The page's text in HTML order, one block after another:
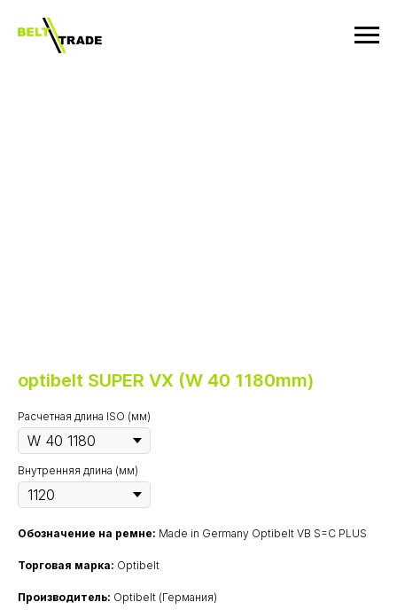
optibelt SUPER VX (W 40 1180mm)
Расчетная длина ISO (мм)
Внутренняя длина (мм)
Обозначение на ремне: Made in Germany Optibelt VB S=C PLUS
Торговая марка: Optibelt
Производитель: Optibelt (Германия)